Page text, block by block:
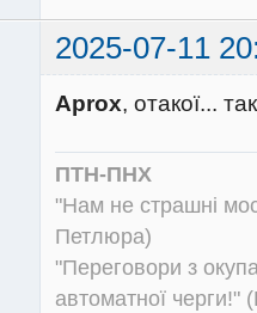
2025-07-11
Aprox, отакої...
ПТН-ПНХ
"Нам не страшні
Петлюра)
"Переговори з
автоматної черги!"